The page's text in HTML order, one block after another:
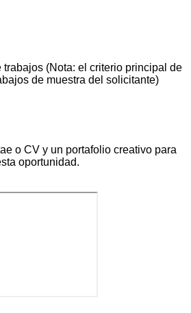
trabajos (Nota: el criterio principal de
de muestra del solicitante)
o CV y un portafolio creativo para
oportunidad.